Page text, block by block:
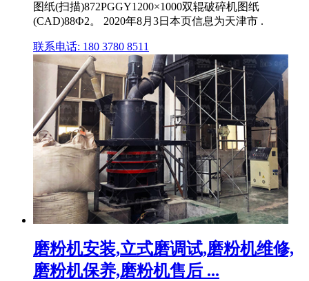
图纸(扫描)872PGGY1200×1000双辊破碎机图纸
(CAD)88Ф2。 2020年8月3日本页信息为天津市 .
联系电话: 180 3780 8511
磨粉机安装,立式磨调试,磨粉机维修,
磨粉机保养,磨粉机售后 ...